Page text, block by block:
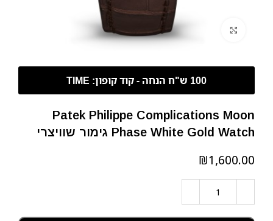
לחצו להגדלה
Patek Philippe Complications Moon
Phase White Gold Watch גימור שוויצרי
₪